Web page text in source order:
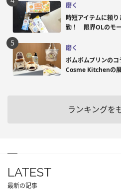
磨く
時短アイテムに頼
勤！ 限界OLのモ
磨く
ポムポムプリンの
Cosme Kitchenの
ランキングを
LATEST
最新の記事